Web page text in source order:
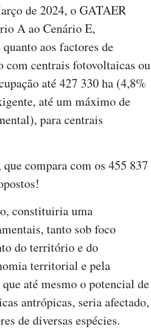
de 2024, o GATAER
A ao Cenário E,
aos factores de
com centrais fotovoltaicas ou
até 427 330 ha (4,8%
até um máximo de
para centrais
compara com os 455 837
constituiria uma
tanto sob foco
do território e do
territorial e pela
até mesmo o potencial de
antrópicas, seria afectado,
de diversas espécies.